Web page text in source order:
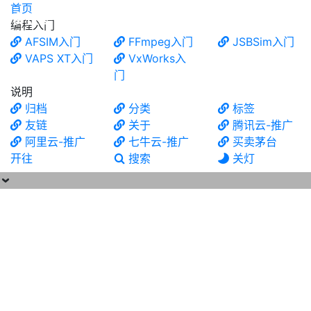
食铁兽
首页
编程入门
AFSIM入门
FFmpeg入门
JSBSim入门
VAPS XT入门
VxWorks入
门
说明
归档
分类
标签
友链
关于
腾讯云-推广
阿里云-推广
七牛云-推广
买卖茅台
开往
搜索 关灯